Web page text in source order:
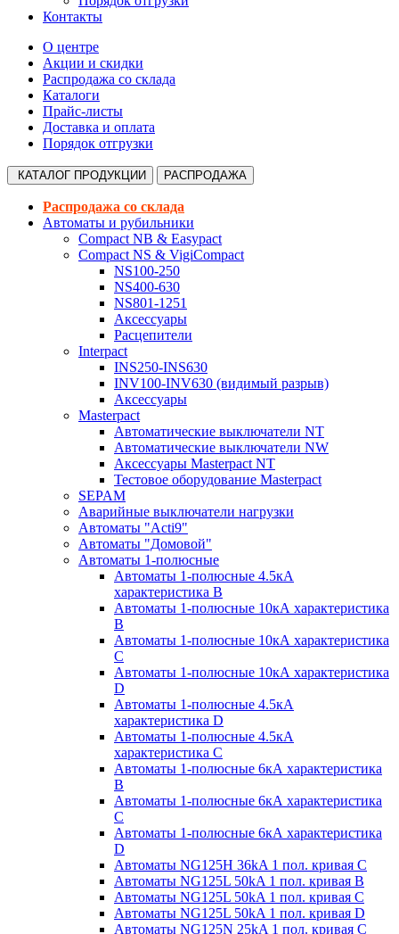
Контакты
О центре
Акции и скидки
Распродажа со склада
Каталоги
Прайс-листы
Доставка и оплата
Порядок отгрузки
КАТАЛОГ ПРОДУКЦИИ РАСПРОДАЖА
Распродажа со склада
Автоматы и рубильники
Compact NB & Easypact
Compact NS & VigiCompact
NS100-250
NS400-630
NS801-1251
Аксессуары
Расцепители
Interpact
INS250-INS630
INV100-INV630 (видимый разрыв)
Аксессуары
Masterpact
Автоматические выключатели NT
Автоматические выключатели NW
Аксессуары Masterpact NT
Тестовое оборудование Masterpact
SEPAM
Аварийные выключатели нагрузки
Автоматы "Acti9"
Автоматы "Домовой"
Автоматы 1-полюсные
Автоматы 1-полюсные 4.5кА
характеристика В
Автоматы 1-полюсные 10кА характеристика
B
Автоматы 1-полюсные 10кА характеристика
C
Автоматы 1-полюсные 10кА характеристика
D
Автоматы 1-полюсные 4.5кА
характеристика D
Автоматы 1-полюсные 4.5кА
характеристика С
Автоматы 1-полюсные 6кА характеристика
B
Автоматы 1-полюсные 6кА характеристика
C
Автоматы 1-полюсные 6кА характеристика
D
Автоматы NG125H 36kA 1 пол. кривая C
Автоматы NG125L 50kA 1 пол. кривая B
Автоматы NG125L 50kA 1 пол. кривая C
Автоматы NG125L 50kA 1 пол. кривая D
Автоматы NG125N 25kA 1 пол. кривая C